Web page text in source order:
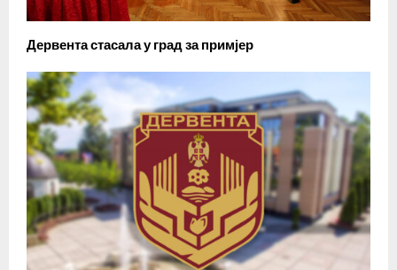
Дервента стасала у град за примјер